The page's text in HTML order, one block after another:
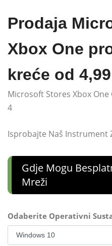
Prodaja
Xbox One
kreće od
Microsoft Stores Xbox One
4
Isprobajte Naš Instrument
Gdje Mogu
Mreži
Odaberite Operativni